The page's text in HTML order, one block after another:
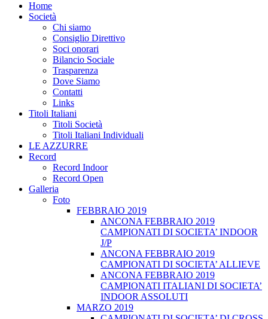
Home
Società
Chi siamo
Consiglio Direttivo
Soci onorari
Bilancio Sociale
Trasparenza
Dove Siamo
Contatti
Links
Titoli Italiani
Titoli Società
Titoli Italiani Individuali
LE AZZURRE
Record
Record Indoor
Record Open
Galleria
Foto
FEBBRAIO 2019
ANCONA FEBBRAIO 2019
CAMPIONATI DI SOCIETA’ INDOOR
J/P
ANCONA FEBBRAIO 2019
CAMPIONATI DI SOCIETA’ ALLIEVE
ANCONA FEBBRAIO 2019
CAMPIONATI ITALIANI DI SOCIETA’
INDOOR ASSOLUTI
MARZO 2019